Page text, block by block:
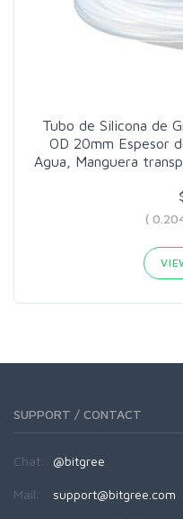
Tubo de Silicona de
OD 20mm Espesor
Agua, Manguera
(
SUPPORT / CONTACT
Chat: @bitgree
Mail: support@bitgree.com